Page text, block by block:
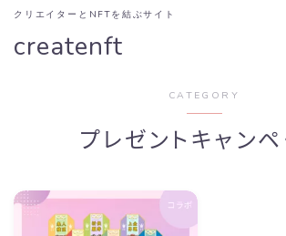
createnft
クリエイターとNFTを結ぶサイト
CATEGORY
プレゼントキャン